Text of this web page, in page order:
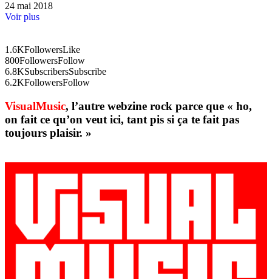
24 mai 2018
Voir plus
1.6KFollowersLike
800FollowersFollow
6.8KSubscribersSubscribe
6.2KFollowersFollow
VisualMusic, l’autre webzine rock parce que « ho,
on fait ce qu’on veut ici, tant pis si ça te fait pas
toujours plaisir. »